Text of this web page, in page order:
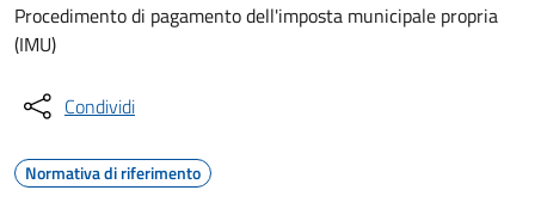
Procedimento di pagamento dell'imposta municipale propria
(IMU)
Condividi
Normativa di riferimento